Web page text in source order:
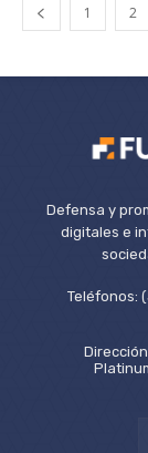
1 2
Defensa y
digitales e
Teléfonos: